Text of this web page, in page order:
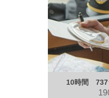
10時間 737